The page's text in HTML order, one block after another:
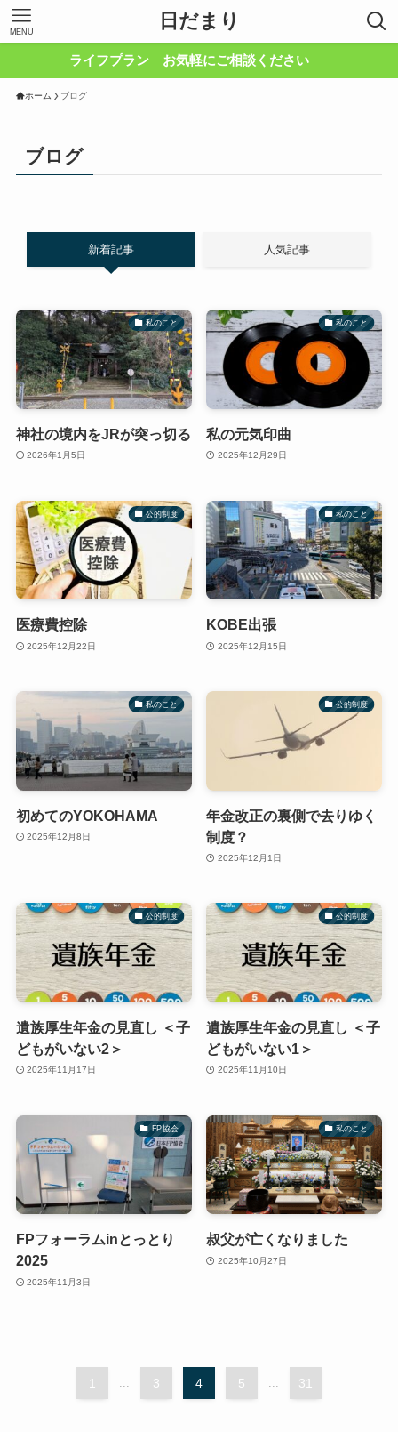
日だまり
MENU
ライフプラン お気軽にご相談ください
ホーム ブログ
ブログ
新着記事 人気記事
私のこと
神社の境内をJRが突っ切る
2026年1月5日
私のこと
私の元気印曲
2025年12月29日
公的制度
医療費控除
2025年12月22日
私のこと
KOBE出張
2025年12月15日
私のこと
初めてのYOKOHAMA
2025年12月8日
公的制度
年金改正の裏側で去りゆく
制度？
2025年12月1日
公的制度
遺族厚生年金の見直し ＜子
どもがいない2＞
2025年11月17日
公的制度
遺族厚生年金の見直し ＜子
どもがいない1＞
2025年11月10日
FP協会
FPフォーラムinとっとり
2025
2025年11月3日
私のこと
叔父が亡くなりました
2025年10月27日
1 ... 3 4 5 ... 31